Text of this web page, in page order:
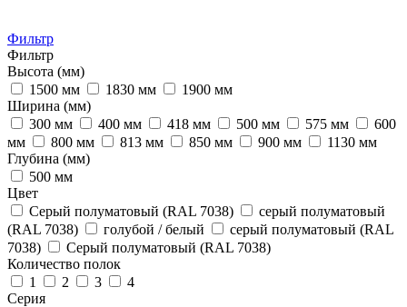
Фильтр
Фильтр
Высота (мм)
1500 мм
1830 мм
1900 мм
Ширина (мм)
300 мм
400 мм 418 мм 500 мм 575 мм
600
мм
800 мм 813 мм 850 мм 900 мм
1130 мм
Глубина (мм)
500 мм
Цвет
Cерый полуматовый (RAL 7038)
cерый полуматовый
(RAL 7038)
голубой / белый
серый полуматовый (RAL
7038)
Серый полуматовый (RAL 7038)
Количество полок
1
2 3
4
Серия